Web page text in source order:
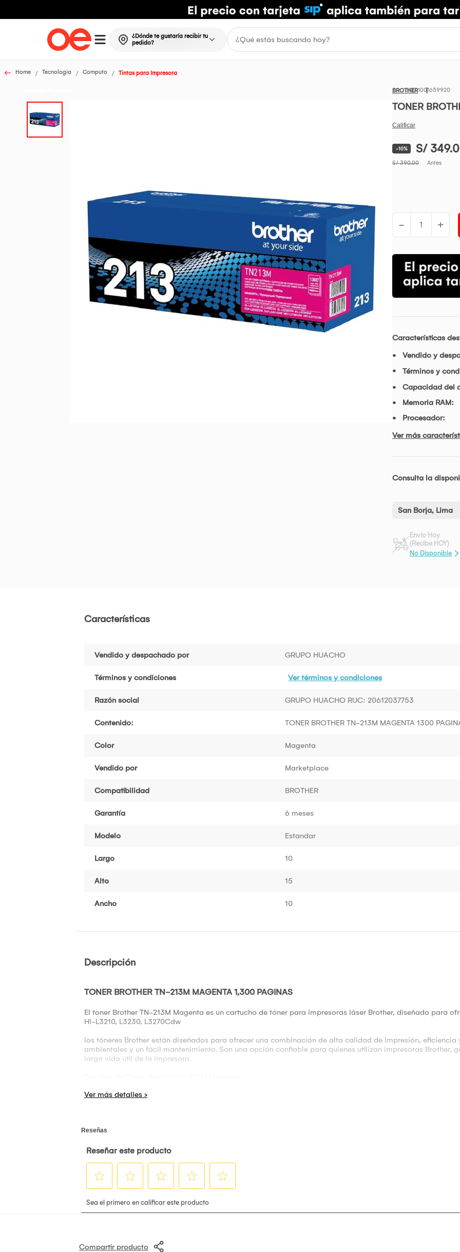
¿Dónde te gustaría recibir tu
pedido?
Home Tecnologia Computo Tintas para Impresora
BROTHER1001659920
TONER
-10% S/
S/ 390.00 Antes
- +
Características
Vendido y
Términos y
Capacidad del
Memoria RAM:
Procesador:
Ver más
Consulta la
San Borja, Lima
Envío Hoy
(Recibe HOY)
No Disponible
Características
Vendido y despachado por GRUPO HUACHO
Términos y condiciones Ver términos y condiciones
Razón social GRUPO HUACHO RUC: 20612037753
Contenido: TONER BROTHER TN-213M MAGENTA 1300
Color Magenta
Vendido por Marketplace
Compatibilidad BROTHER
Garantía 6 meses
Modelo Estandar
Largo 10
Alto 15
Ancho 10
Descripción
TONER BROTHER TN-213M MAGENTA 1,300 PAGINAS
El toner Brother TN-213M Magenta es un cartucho de tóner para impresoras láser Brother, diseñado para
Hl-L3210, L3230, L3270Cdw
los tóneres Brother están diseñados para ofrecer una combinación de alta calidad de impresión,
ambientales y un fácil mantenimiento. Son una opción confiable para quienes utilizan impresoras Brother,
larga vida útil de la impresora.
Es fundamental consultar el manual de la impresora o el sitio web de Brother para verificar la
Compartir producto